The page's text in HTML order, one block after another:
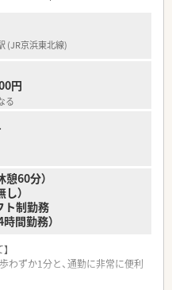
を第一に考えており、アットホ
特徴です。
定期的な面談を通じて社員一人
。
休みは日曜・祝日に加えシフト
非常に高く、希望休も取りや
きます。
(JR京浜東北線)
円
る
憩60分）
）
ト制勤務
間勤務）
ずか1分と、通勤に非常に便利